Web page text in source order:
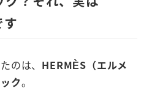
す
のは、 HERMÈS（エルメ
ク。